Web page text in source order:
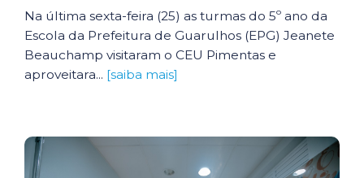
Na última sexta-feira (25) as turmas do 5º ano da
Escola da Prefeitura de Guarulhos (EPG) Jeanete
Beauchamp visitaram o CEU Pimentas e
aproveitara... [saiba mais]